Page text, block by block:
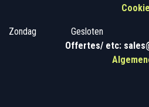
Zondag
​​Gesloten
Offertes/ etc: